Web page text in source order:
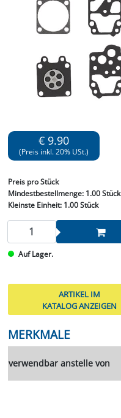
€ 9.90
(Preis inkl. 20% USt.)
Preis pro Stück
Mindestbestellmenge: 1.00 Stück
Kleinste Einheit:1.00 Stück
Auf Lager.
ARTIKEL IM
KATALOG ANZEIGEN
MERKMALE
verwendbar anstelle von